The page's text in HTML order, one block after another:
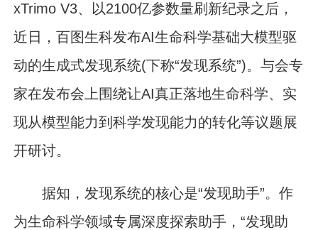
xTrimo V3、以2100亿参数量刷新纪录之后，
近日，百图生科发布AI生命科学基础大模型驱
动的生成式发现系统(下称“发现系统”)。与会专
家在发布会上围绕让AI真正落地生命科学、实
现从模型能力到科学发现能力的转化等议题展
开研讨。
据知，发现系统的核心是“发现助手”。作
为生命科学领域专属深度探索助手，“发现助